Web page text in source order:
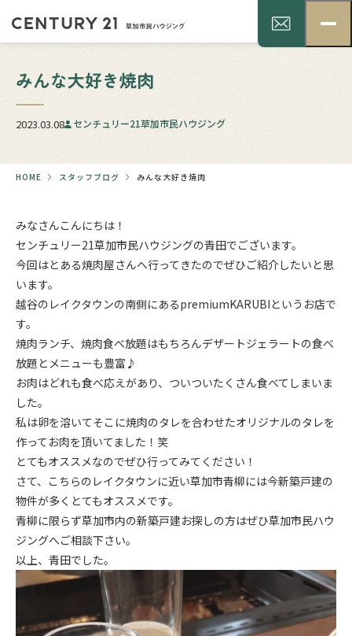
みんな大好き焼肉
2023.03.08 センチュリー21草加市民ハウジング
HOME スタッフブログ みんな大好き焼肉
みなさんこんにちは！
センチュリー21草加市民ハウジングの青田でございます。
今回はとある焼肉屋さんへ行ってきたのでぜひご紹介したいと思
います。
越谷のレイクタウンの南側にあるpremiumKARUBIというお店で
す。
焼肉ランチ、焼肉食べ放題はもちろんデザートジェラートの食べ
放題とメニューも豊富♪
お肉はどれも食べ応えがあり、ついついたくさん食べてしまいま
した。
私は卵を溶いてそこに焼肉のタレを合わせたオリジナルのタレを
作ってお肉を頂いてました！笑
とてもオススメなのでぜひ行ってみてください！
さて、こちらのレイクタウンに近い草加市青柳には今新築戸建の
物件が多くとてもオススメです。
青柳に限らず草加市内の新築戸建お探しの方はぜひ草加市民ハウ
ジングへご相談下さい。
以上、青田でした。